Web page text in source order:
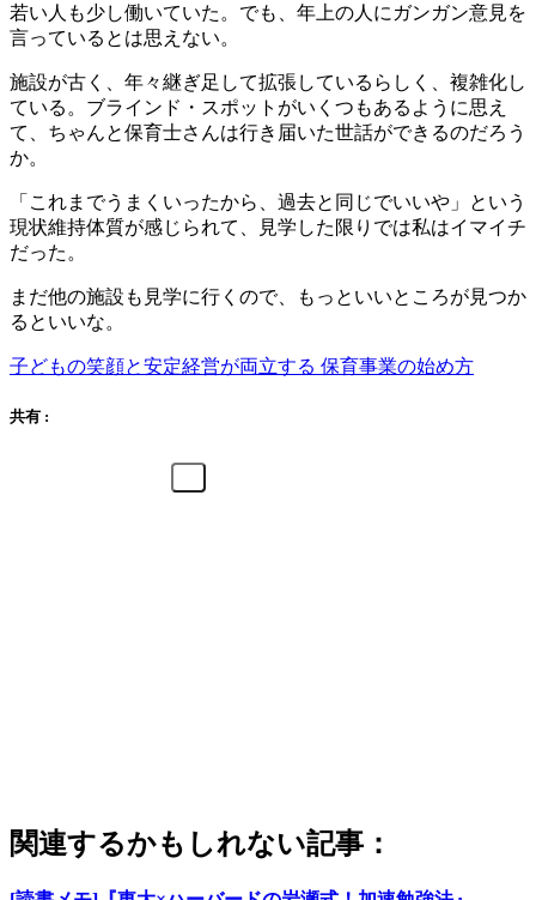
若い人も少し働いていた。でも、年上の人にガンガン意見を
言っているとは思えない。
施設が古く、年々継ぎ足して拡張しているらしく、複雑化し
ている。ブラインド・スポットがいくつもあるように思え
て、ちゃんと保育士さんは行き届いた世話ができるのだろう
か。
「これまでうまくいったから、過去と同じでいいや」という
現状維持体質が感じられて、見学した限りでは私はイマイチ
だった。
まだ他の施設も見学に行くので、もっといいところが見つか
るといいな。
子どもの笑顔と安定経営が両立する 保育事業の始め方
共有 :
関連するかもしれない記事：